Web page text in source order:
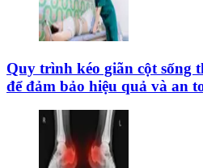
Quy trình kéo giãn cột sống
để đảm bảo hiệu quả và an